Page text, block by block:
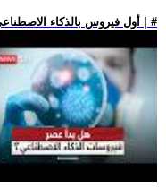
.. أول فيروس بالذكاء الاصطناعي.. هل تخرج الأمور عن السيطرة؟ | #